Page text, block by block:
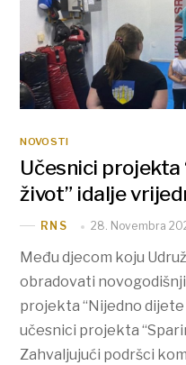
NOVOSTI
Učesnici projekta
život” idalje
RNS 28. Novembra
Među djecom koju
obradovati
projekta “Nijedno dijete
učesnici projekta
Zahvaljujući podršci